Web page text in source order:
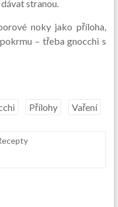
stranou.
noky jako příloha,
– třeba gnocchi s
Přílohy Vaření